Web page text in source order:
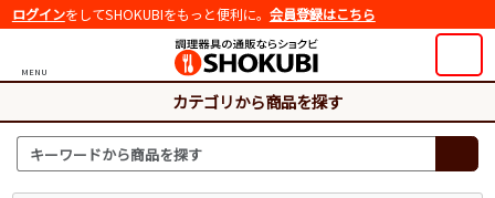
ログインをしてSHOKUBIをもっと便利に。 会員登録はこちら
MENU
カテゴリから商品を探す